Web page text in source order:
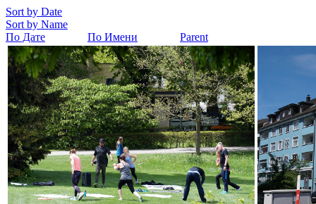
Sort by Date
Sort by Name
По Дате
По Имени Parent